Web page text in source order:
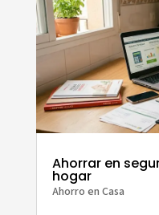
Ahorrar en
hogar
Ahorro en Casa